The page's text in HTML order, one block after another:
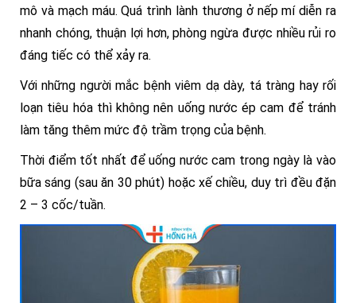
mô và mạch máu. Quá trình lành thương ở nếp mí diễn ra
nhanh chóng, thuận lợi hơn, phòng ngừa được nhiều rủi ro
đáng tiếc có thể xảy ra.
Với những người mắc bệnh viêm dạ dày, tá tràng hay rối
loạn tiêu hóa thì không nên uống nước ép cam để tránh
làm tăng thêm mức độ trầm trọng của bệnh.
Thời điểm tốt nhất để uống nước cam trong ngày là vào
bữa sáng (sau ăn 30 phút) hoặc xế chiều, duy trì đều đặn
2 – 3 cốc/tuần.